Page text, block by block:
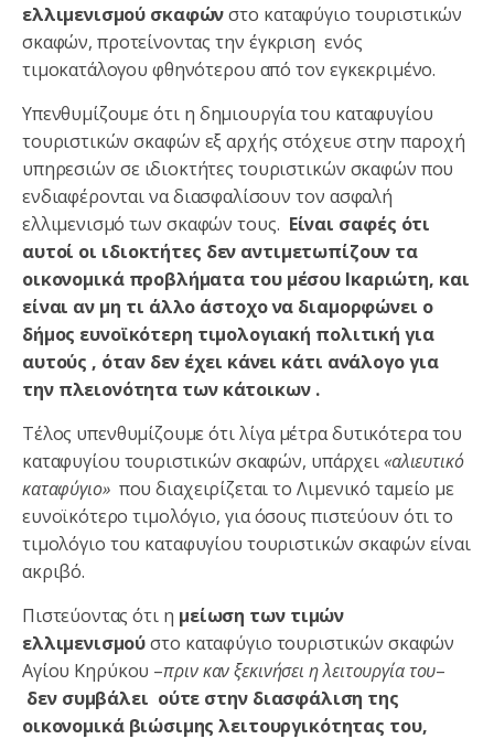
ελλιμενισμού σκαφώνστο καταφύγιο τουριστικών
σκαφών, προτείνοντας την έγκριση ενός
τιμοκατάλογου φθηνότερου από τον εγκεκριμένο.
Υπενθυμίζουμε ότι η δημιουργία του καταφυγίου
τουριστικών σκαφών εξ αρχής στόχευε στην παροχή
υπηρεσιών σε ιδιοκτήτες τουριστικών σκαφών που
ενδιαφέρονται να διασφαλίσουν τον ασφαλή
ελλιμενισμό των σκαφών τους. Είναι σαφές ότι
αυτοί οι ιδιοκτήτες δεν αντιμετωπίζουν τα
οικονομικά προβλήματα του μέσου Ικαριώτη, και
είναι αν μη τι άλλο άστοχο να διαμορφώνει ο
δήμος ευνοϊκότερη τιμολογιακή πολιτική για
αυτούς , όταν δεν έχει κάνει κάτι ανάλογο για
την πλειονότητα των κάτοικων .
Τέλος υπενθυμίζουμε ότι λίγα μέτρα δυτικότερα του
καταφυγίου τουριστικών σκαφών, υπάρχει«αλιευτικό
καταφύγιο»που διαχειρίζεται το Λιμενικό ταμείο με
ευνοϊκότερο τιμολόγιο, για όσους πιστεύουν ότι το
τιμολόγιο του καταφυγίου τουριστικών σκαφών είναι
ακριβό.
Πιστεύοντας ότι η μείωση των τιμών
ελλιμενισμούστο καταφύγιο τουριστικών σκαφών
Αγίου Κηρύκου –πριν καν ξεκινήσει η λειτουργία του–
δεν συμβάλει ούτε στην διασφάλιση της
οικονομικά βιώσιμης λειτουργικότητας του,